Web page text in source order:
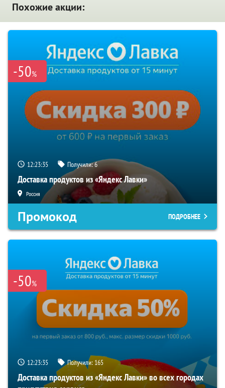
Похожие акции:
-50%
12:23:34 Получили:6
Доставка продуктов из «Яндекс Лавки»
Россия
Промокод ПОДРОБНЕЕ
-50%
12:23:34 Получили: 165
Доставка продуктов из «Яндекс Лавки» во всех городах